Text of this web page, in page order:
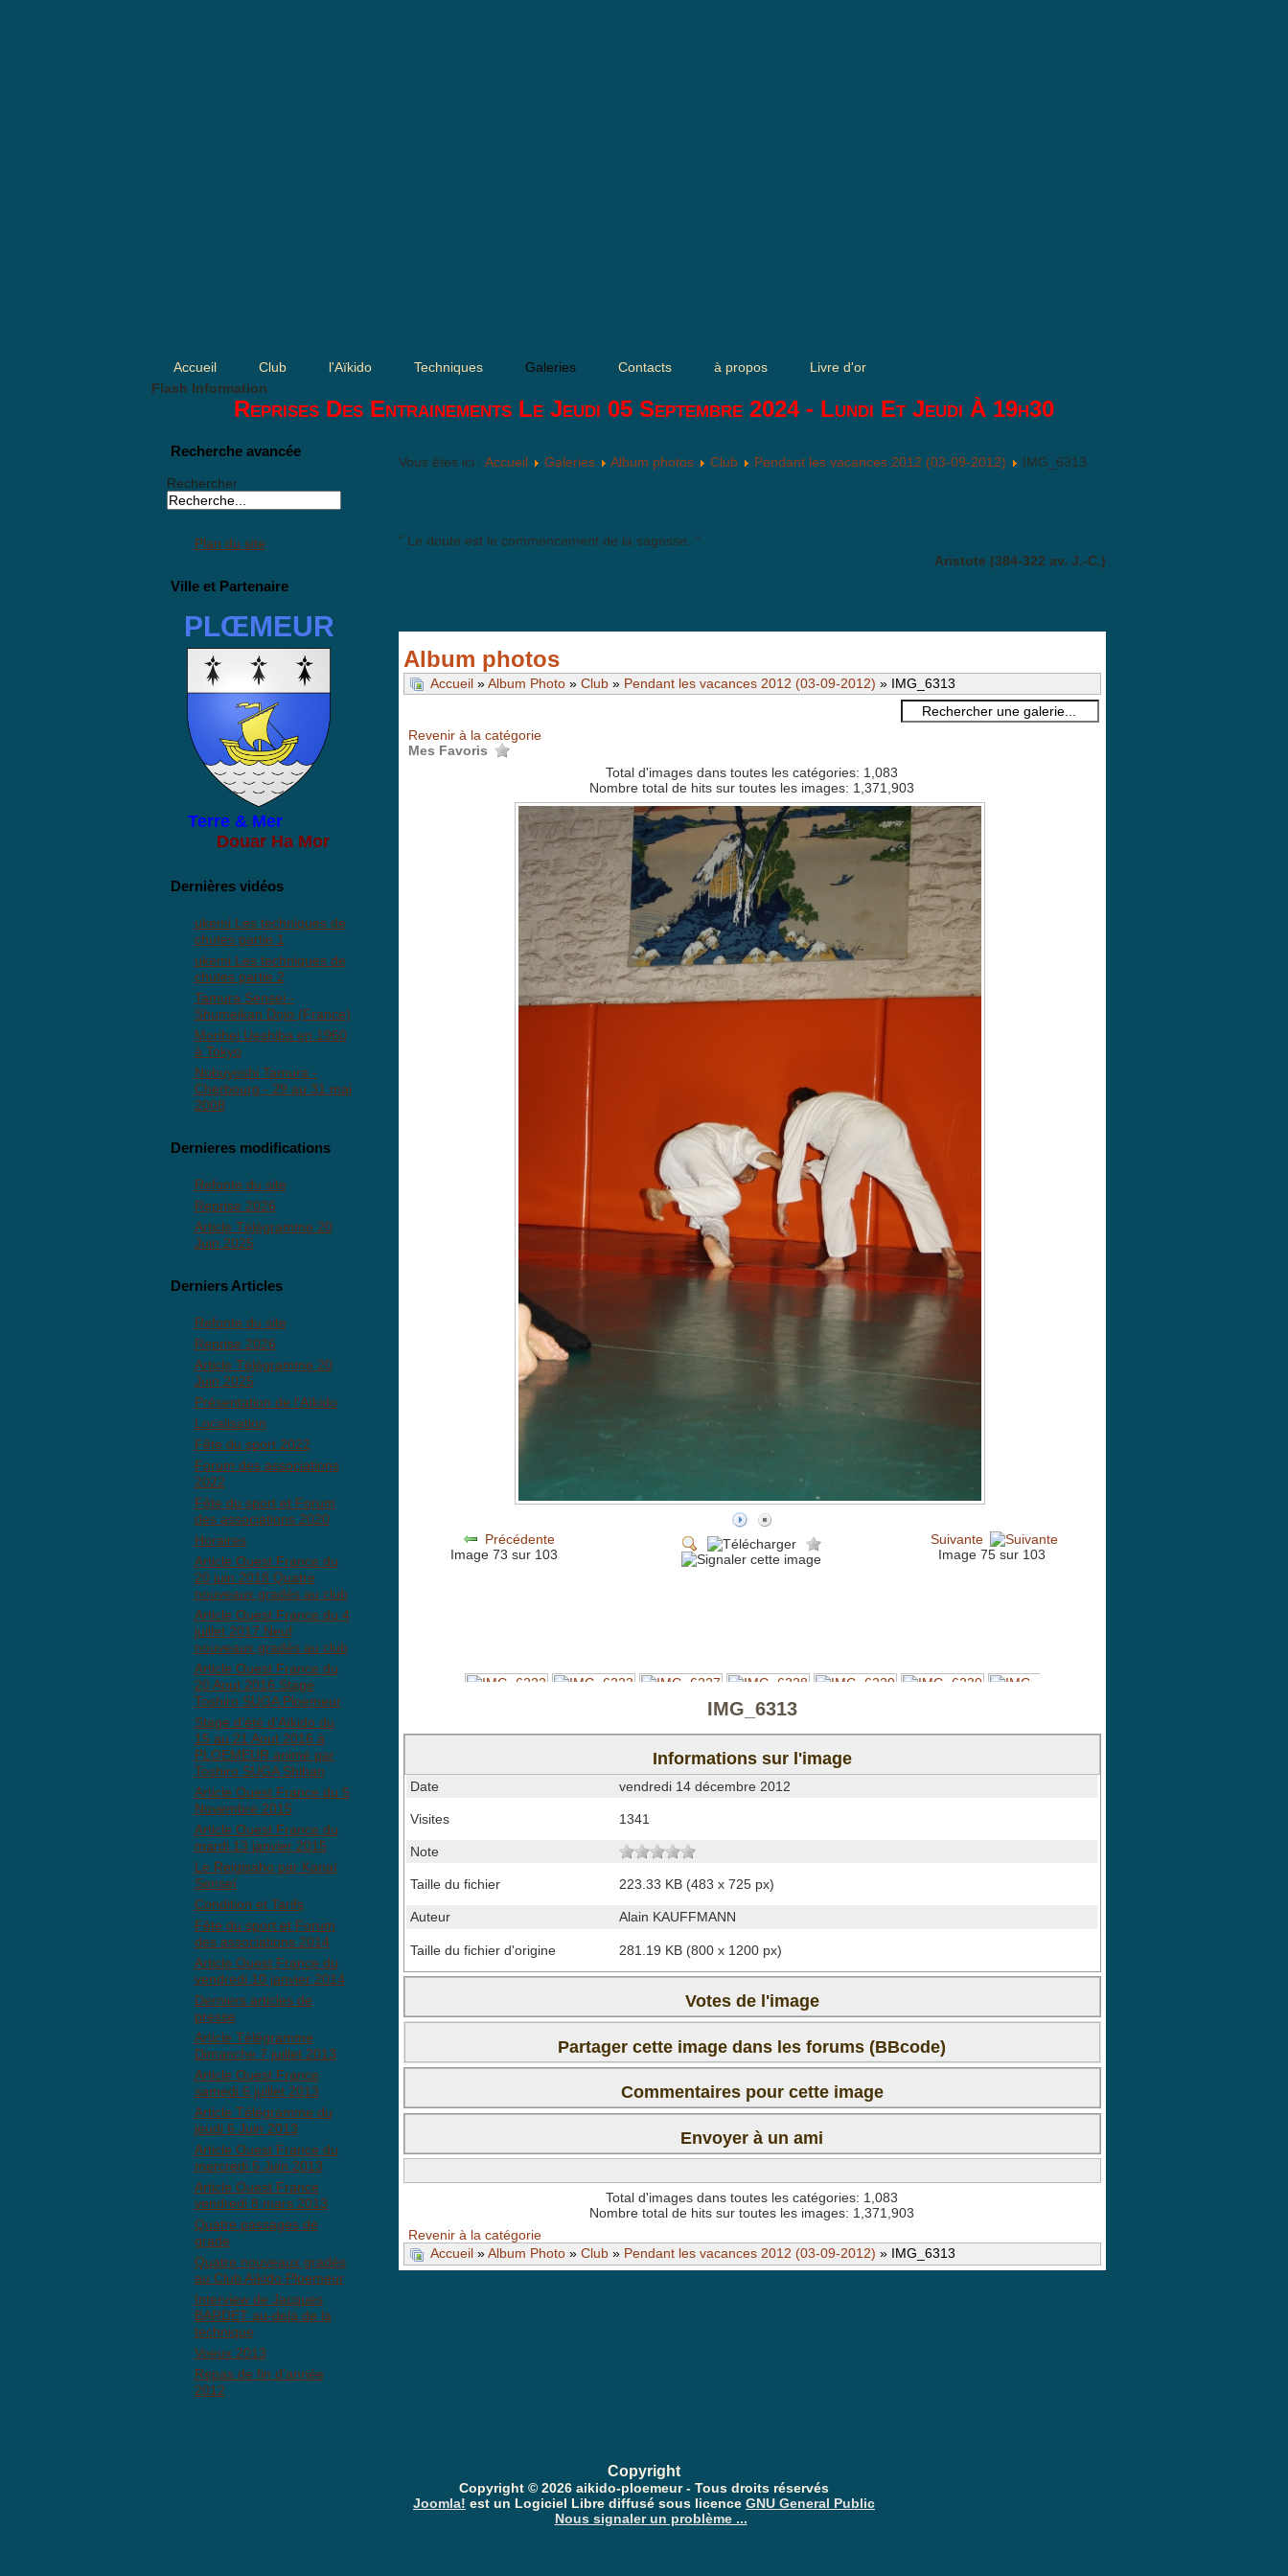
Accueil Club l'Aïkido Techniques Galeries Contacts à propos
Livre d'or
Flash Information
Reprises Des Entrainements Le Jeudi 05 Septembre 2024 - Lundi Et Jeudi À 19h30
Recherche avancée
Rechercher
Plan du site
Ville et Partenaire
PLŒMEUR
Terre & Mer
Douar Ha Mor
Dernières vidéos
ukemi Les techniques de
chutes partie 1
ukemi Les techniques de
chutes partie 2
Tamura Sensei -
Shumeikan Dojo (France)
Morihei Ueshiba en 1960
à Tokyo
Nobuyoshi Tamura -
Cherbourg - 29 au 31 mai
2008
Dernieres modifications
Refonte du site
Reprise 2026
Article Télégramme 20
Juin 2025
Derniers Articles
Refonte du site
Reprise 2026
Article Télégramme 20
Juin 2025
Présentation de l'Aïkido
Localisation
Fête du sport 2022
Forum des associations
2022
Fête du sport et Forum
des associations 2020
Horaires
Article Ouest France du
20 juin 2018 Quatre
nouveaux gradés au club
Article Ouest France du 4
juillet 2017 Neuf
nouveaux gradés au club
Article Ouest France du
20 Aout 2016 Stage
Toshiro SUGA Ploemeur
Stage d'été d'Aïkido du
15 au 21 Aout 2016 à
PLOEMEUR animé par
Toshiro SUGA Shihan
Article Ouest France du 5
Novembre 2015
Article Ouest France du
mardi 13 janvier 2015
Le Reigisaho par Kanaï
Senseï
Condition et Tarifs
Fête du sport et Forum
des associations 2014
Article Ouest France du
vendredi 10 janvier 2014
Derniers articles de
presse
Article Télégramme
Dimanche 7 juillet 2013
Article Ouest France
samedi 6 juillet 2013
Article Télégramme du
jeudi 6 Juin 2013
Article Ouest France du
mercredi 5 Juin 2013
Article Ouest France
vendredi 8 mars 2013
Quatre passages de
grade
Quatre nouveaux gradés
au Club Aïkido Ploemeur
Interview de Jacques
BARDET au-delà de la
technique
Voeux 2013
Repas de fin d'année
2012
Vous êtes ici : Accueil Galeries Album photos Club Pendant les vacances 2012 (03-09-2012) IMG_6313
" Le doute est le commencement de la sagesse. "
Aristote (384-322 av. J.-C.)
Album photos
Accueil»Album Photo» Club» Pendant les vacances 2012 (03-09-2012) » IMG_6313
Revenir à la catégorie
Mes Favoris
Total d'images dans toutes les catégories: 1,083
Nombre total de hits sur toutes les images: 1,371,903
Précédente
Image 73 sur 103
Suivante
Image 75 sur 103
IMG_6313
Informations sur l'image
Date vendredi 14 décembre 2012
Visites 1341
Note
Taille du fichier 223.33 KB (483 x 725 px)
Auteur Alain KAUFFMANN
Taille du fichier d'origine 281.19 KB (800 x 1200 px)
Votes de l'image
Partager cette image dans les forums (BBcode)
Commentaires pour cette image
Il n'y a pas encore de commentaire pour cette image. Postez le premier commentaire !
Envoyer à un ami
Total d'images dans toutes les catégories: 1,083
Nombre total de hits sur toutes les images: 1,371,903
Revenir à la catégorie
Accueil»Album Photo» Club» Pendant les vacances 2012 (03-09-2012) » IMG_6313
Copyright
Copyright © 2026 aikido-ploemeur - Tous droits réservés
Joomla! est un Logiciel Libre diffusé sous licence GNU General Public
Nous signaler un problème ...